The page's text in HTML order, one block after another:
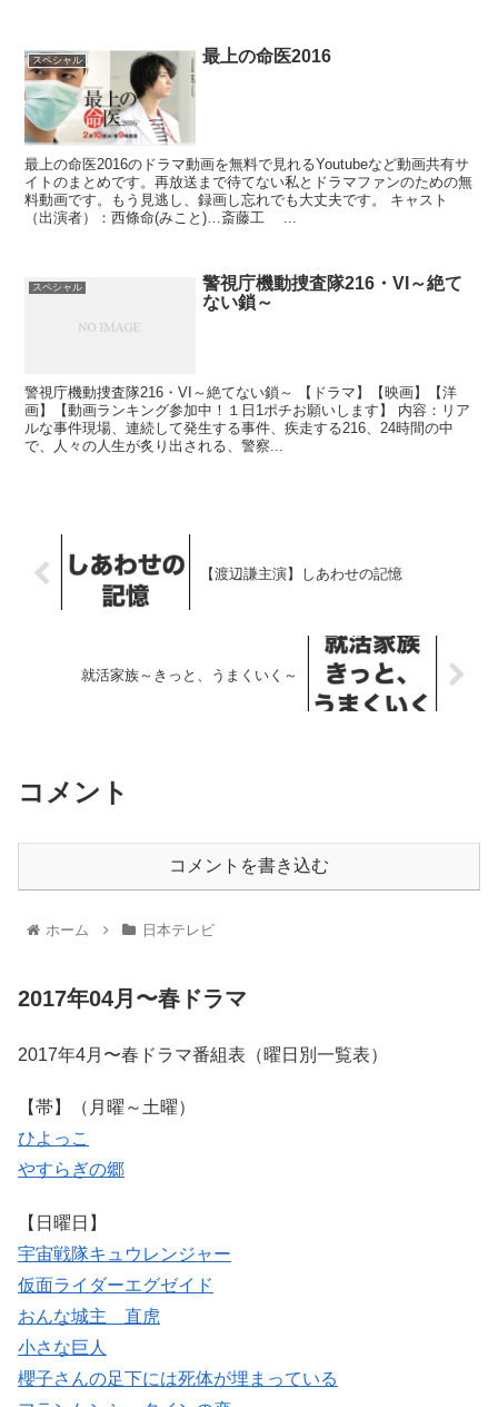
スペシャル 最上の命医2016
最上の命医2016のドラマ動画を無料で見れるYoutubeなど動画共有サ
イトのまとめです。再放送まで待てない私とドラマファンのための無
料動画です。もう見逃し、録画し忘れでも大丈夫です。 キャスト
（出演者）：西條命(みこと)…斎藤工 ...
スペシャル
警視庁機動捜査隊216・VI～絶て
ない鎖～
警視庁機動捜査隊216・VI～絶てない鎖～ 【ドラマ】【映画】【洋
画】【動画ランキング参加中！１日1ポチお願いします】 内容：リア
ルな事件現場、連続して発生する事件、疾走する216、24時間の中
で、人々の人生が炙り出される、警察...
【渡辺謙主演】しあわせの記憶
就活家族～きっと、うまくいく～
コメント
コメントを書き込む
ホーム 日本テレビ
2017年04月〜春ドラマ
2017年4月〜春ドラマ番組表（曜日別一覧表）
【帯】（月曜～土曜）
ひよっこ
やすらぎの郷
【日曜日】
宇宙戦隊キュウレンジャー
仮面ライダーエグゼイド
おんな城主 直虎
小さな巨人
櫻子さんの足下には死体が埋まっている